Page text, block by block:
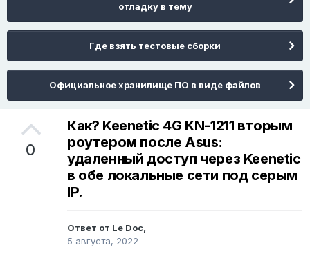
отладку в тему
Где взять тестовые сборки
Официальное хранилище ПО в виде файлов
0
Как? Keenetic 4G KN-1211 вторым
роутером после Asus:
удаленный доступ через Keenetic
в обе локальные сети под серым
IP.
Ответ от Le Doc,
5 августа, 2022